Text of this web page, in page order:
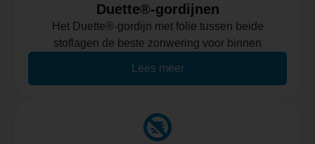
Duette®-gordijnen
Het Duette®-gordijn met folie tussen beide
stoflagen de beste zonwering voor binnen
Lees meer